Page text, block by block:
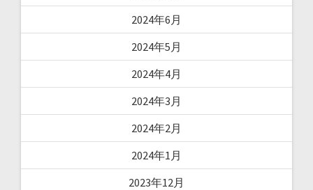
2024年6月
2024年5月
2024年4月
2024年3月
2024年2月
2024年1月
2023年12月